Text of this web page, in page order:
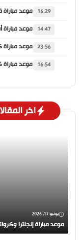
16:29
14:47
23:56
16:54
اخر
يونيو 17, 2026
موعد مباراة إنجلترا وكرواتيا في كأس